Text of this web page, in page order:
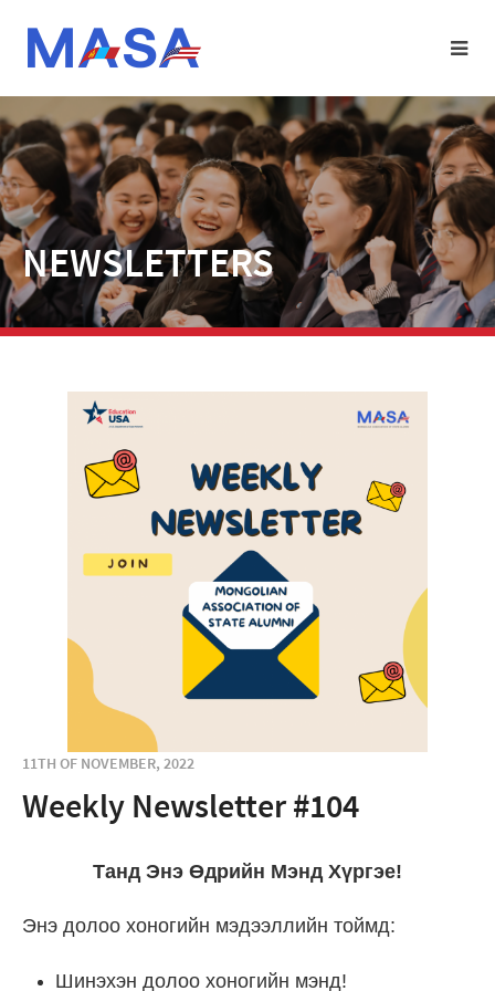
NEWSLETTERS
11TH OF NOVEMBER, 2022
Weekly Newsletter #104
Танд Энэ Өдрийн Мэнд Хүргэе!
Энэ долоо хоногийн мэдээллийн тоймд:
Шинэхэн долоо хоногийн мэнд!